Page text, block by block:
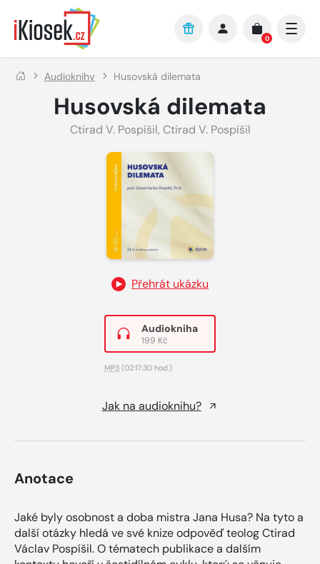
Přejít na hlavní obsah
0
Audioknihy Husovská dilemata
Husovská dilemata
Ctirad V. Pospíšil, Ctirad V. Pospíšil
Přehrát ukázku
Audiokniha
199 Kč
MP3 (02:17:30 hod.)
Jak na audioknihu?
Anotace
Jaké byly osobnost a doba mistra Jana Husa? Na tyto a
další otázky hledá ve své knize odpověď teolog Ctirad
Václav Pospíšil. O tématech publikace a dalším